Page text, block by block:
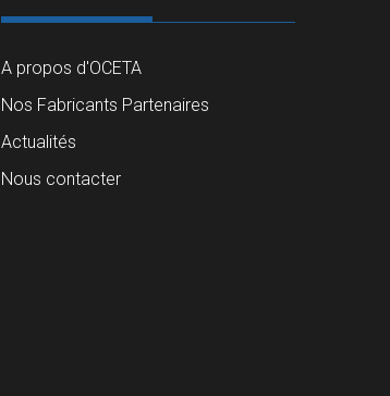
A propos d'OCETA
Nos Fabricants Partenaires
Actualités
Nous contacter